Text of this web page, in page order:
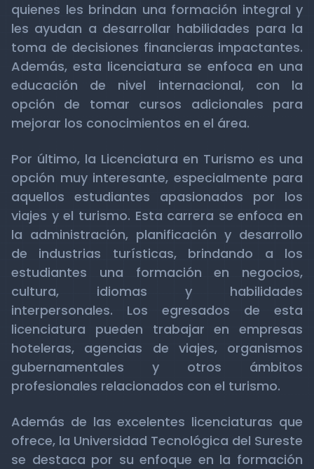
quienes les brindan una formación integral y
les ayudan a desarrollar habilidades para la
toma de decisiones financieras impactantes.
Además, esta licenciatura se enfoca en una
educación de nivel internacional, con la
opción de tomar cursos adicionales para
mejorar los conocimientos en el área.
Por último, la Licenciatura en Turismo es una
opción muy interesante, especialmente para
aquellos estudiantes apasionados por los
viajes y el turismo. Esta carrera se enfoca en
la administración, planificación y desarrollo
de industrias turísticas, brindando a los
estudiantes una formación en negocios,
cultura, idiomas y habilidades
interpersonales. Los egresados de esta
licenciatura pueden trabajar en empresas
hoteleras, agencias de viajes, organismos
gubernamentales y otros ámbitos
profesionales relacionados con el turismo.
Además de las excelentes licenciaturas que
ofrece, la Universidad Tecnológica del Sureste
se destaca por su enfoque en la formación